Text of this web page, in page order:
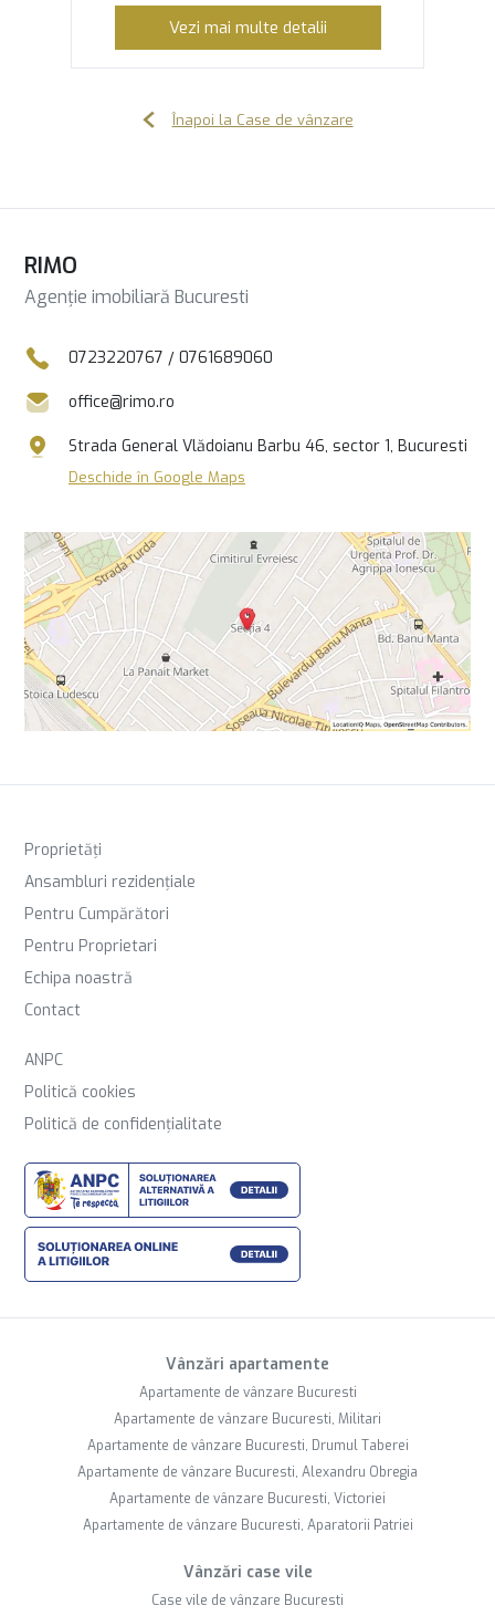
Vezi mai multe detalii
Înapoi la Case de vânzare
RIMO
Agenție imobiliară Bucuresti
0723220767 / 0761689060
office@rimo.ro
Strada General Vlădoianu Barbu 46, sector 1, Bucuresti
Deschide în Google Maps
Proprietăți
Ansambluri rezidențiale
Pentru Cumpărători
Pentru Proprietari
Echipa noastră
Contact
ANPC
Politică cookies
Politică de confidențialitate
Vânzări apartamente
Apartamente de vânzare Bucuresti
Apartamente de vânzare Bucuresti, Militari
Apartamente de vânzare Bucuresti, Drumul Taberei
Apartamente de vânzare Bucuresti, Alexandru Obregia
Apartamente de vânzare Bucuresti, Victoriei
Apartamente de vânzare Bucuresti, Aparatorii Patriei
Vânzări case vile
Case vile de vânzare Bucuresti